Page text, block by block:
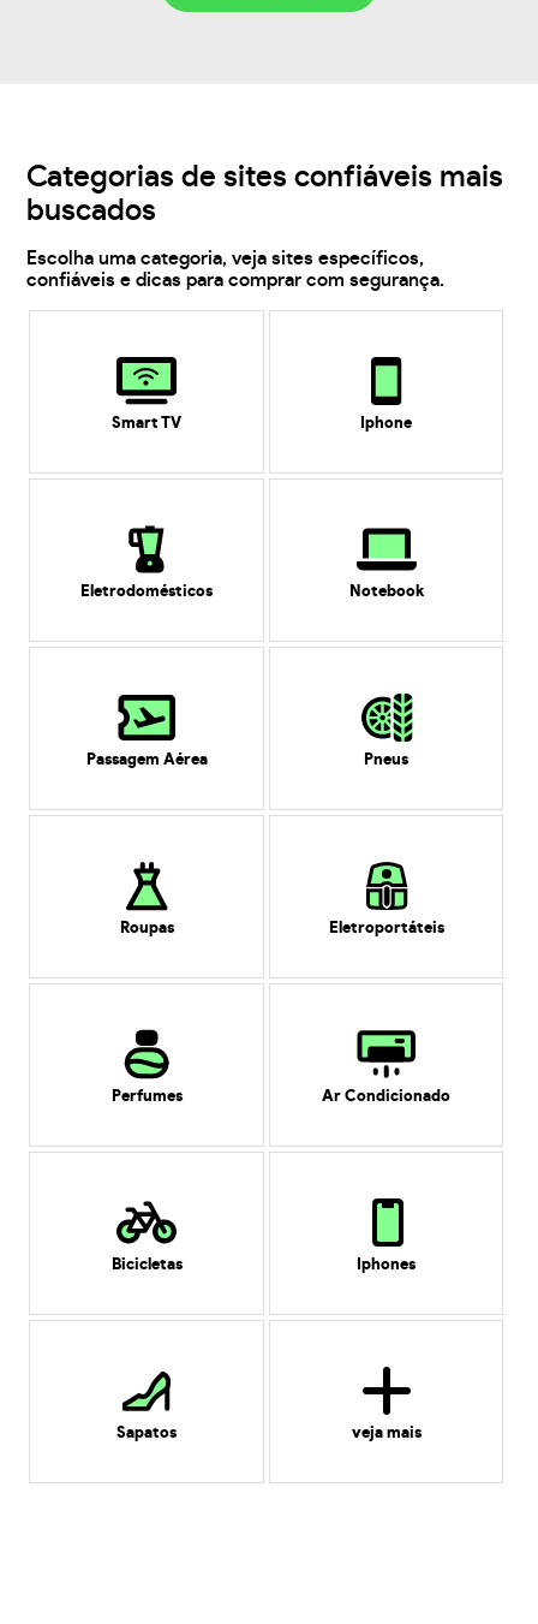
Categorias de sites confiáveis mais
buscados
Escolha uma categoria, veja sites específicos,
confiáveis e dicas para comprar com segurança.
Smart TV Iphone
Eletrodomésticos Notebook
Passagem Aérea Pneus
Roupas Eletroportáteis
Perfumes Ar Condicionado
Bicicletas Iphones
Sapatos veja mais